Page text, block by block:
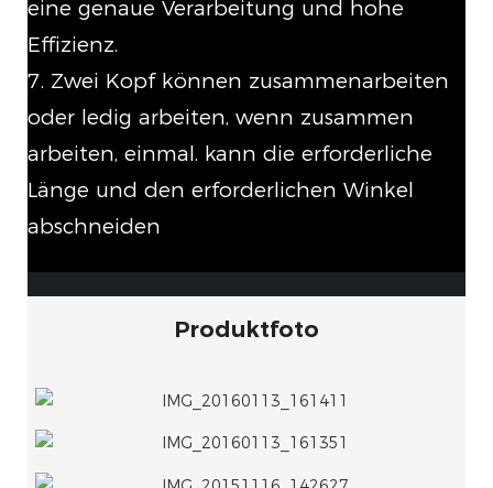
eine genaue Verarbeitung und hohe
Effizienz.
7. Zwei Kopf können zusammenarbeiten
oder ledig arbeiten, wenn zusammen
arbeiten, einmal. kann die erforderliche
Länge und den erforderlichen Winkel
abschneiden
Produktfoto